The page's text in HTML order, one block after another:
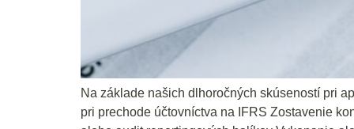
Na základe našich dlhoročných skúseností pri
pri prechode účtovníctva na IFRS Zostavenie